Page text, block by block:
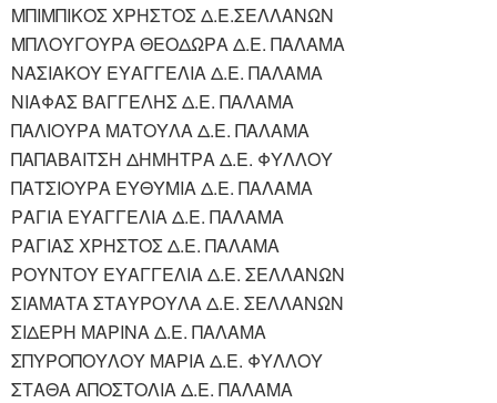
ΜΠΙΜΠΙΚΟΣ ΧΡΗΣΤΟΣ Δ.Ε.ΣΕΛΛΑΝΩΝ
ΜΠΛΟΥΓΟΥΡΑ ΘΕΟΔΩΡΑ Δ.Ε. ΠΑΛΑΜΑ
ΝΑΣΙΑΚΟΥ ΕΥΑΓΓΕΛΙΑ Δ.Ε. ΠΑΛΑΜΑ
ΝΙΑΦΑΣ ΒΑΓΓΕΛΗΣ Δ.Ε. ΠΑΛΑΜΑ
ΠΑΛΙΟΥΡΑ ΜΑΤΟΥΛΑ Δ.Ε. ΠΑΛΑΜΑ
ΠΑΠΑΒΑΙΤΣΗ ΔΗΜΗΤΡΑ Δ.Ε. ΦΥΛΛΟΥ
ΠΑΤΣΙΟΥΡΑ ΕΥΘΥΜΙΑ Δ.Ε. ΠΑΛΑΜΑ
ΡΑΓΙΑ ΕΥΑΓΓΕΛΙΑ Δ.Ε. ΠΑΛΑΜΑ
ΡΑΓΙΑΣ ΧΡΗΣΤΟΣ Δ.Ε. ΠΑΛΑΜΑ
ΡΟΥΝΤΟΥ ΕΥΑΓΓΕΛΙΑ Δ.Ε. ΣΕΛΛΑΝΩΝ
ΣΙΑΜΑΤΑ ΣΤΑΥΡΟΥΛΑ Δ.Ε. ΣΕΛΛΑΝΩΝ
ΣΙΔΕΡΗ ΜΑΡΙΝΑ Δ.Ε. ΠΑΛΑΜΑ
ΣΠΥΡΟΠΟΥΛΟΥ ΜΑΡΙΑ Δ.Ε. ΦΥΛΛΟΥ
ΣΤΑΘΑ ΑΠΟΣΤΟΛΙΑ Δ.Ε. ΠΑΛΑΜΑ